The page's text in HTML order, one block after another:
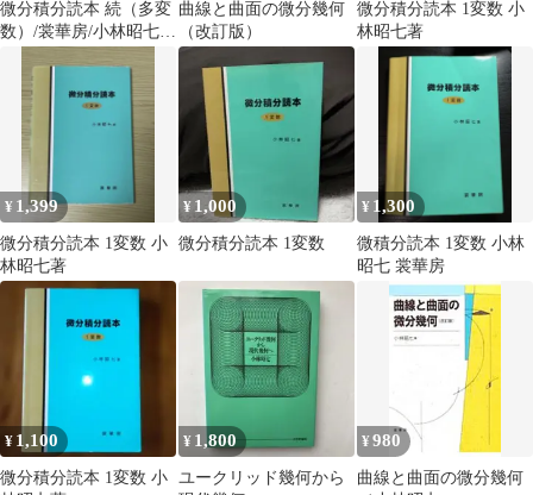
微分積分読本 続（多変
数）/裳華房/小林昭七
曲線と曲面の微分幾何
（改訂版）
微分積分読本 1変数 小
林昭七著
¥ 1,399
微分積分読本 1変数 小
林昭七著
¥ 1,000
微分積分読本 1変数
¥ 1,300
微積分読本 1変数 小林
昭七 裳華房
¥ 1,100
微分積分読本 1変数 小
¥ 1,800
ユークリッド幾何から
¥980
曲線と曲面の微分幾何